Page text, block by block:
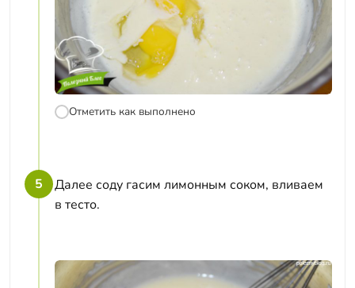
Отметить как выполнено
5
Далее соду гасим лимонным соком, вливаем
в тесто.